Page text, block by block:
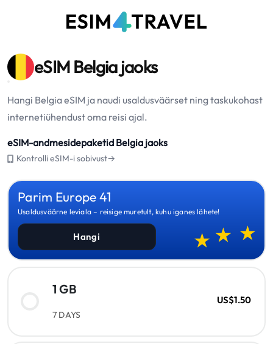
eSIM Belgia jaoks
Hangi Belgia eSIM ja naudi usaldusväärset ning taskukohast
internetiühendust oma reisi ajal.
eSIM-andmesidepaketid Belgia jaoks
Kontrolli eSIM-i sobivust→
Parim Europe 41
Usaldusväärne leviala – reisige muretult, kuhu iganes lähete!
Hangi
1 GB
7 DAYS
US$1.50